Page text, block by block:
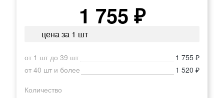
1 755 ₽
цена за 1 шт
от 1 шт до 39 шт
1 755 ₽
от 40 шт и более
1 520 ₽
Количество